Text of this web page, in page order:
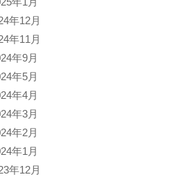
年12月
年11月
年9月
年5月
年4月
年3月
年2月
年1月
年12月